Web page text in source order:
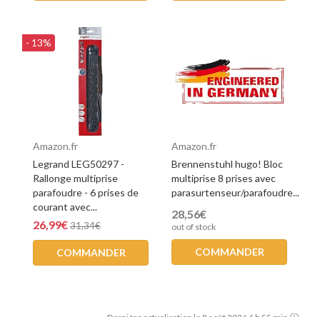
- 13%
Amazon.fr
Legrand LEG50297 -
Rallonge multiprise
parafoudre - 6 prises de
courant avec...
26,99€31,34€
COMMANDER
Amazon.fr
Brennenstuhl hugo! Bloc
multiprise 8 prises avec
parasurtenseur/parafoudre...
28,56€
out of stock
COMMANDER